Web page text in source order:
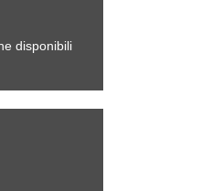
disponibili